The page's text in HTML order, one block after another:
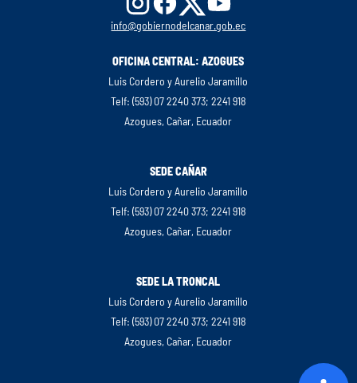
info@gobiernodelcanar.gob.ec
OFICINA CENTRAL: AZOGUES
Luis Cordero y Aurelio Jaramillo
Telf: (593) 07 2240 373; 2241 918
Azogues, Cañar, Ecuador
SEDE CAÑAR
Luis Cordero y Aurelio Jaramillo
Telf: (593) 07 2240 373; 2241 918
Azogues, Cañar, Ecuador
SEDE LA TRONCAL
Luis Cordero y Aurelio Jaramillo
Telf: (593) 07 2240 373; 2241 918
Azogues, Cañar, Ecuador